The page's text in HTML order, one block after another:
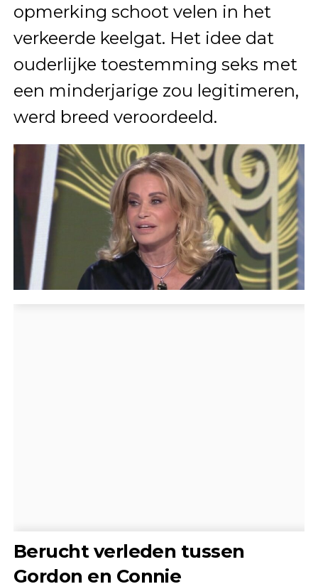
opmerking schoot velen in het
verkeerde keelgat. Het idee dat
ouderlijke toestemming seks met
een minderjarige zou legitimeren,
werd breed veroordeeld.
Berucht verleden tussen
Gordon en Connie